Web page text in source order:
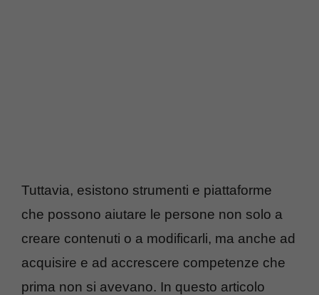
Tuttavia, esistono strumenti e piattaforme
che possono aiutare le persone non solo a
creare contenuti o a modificarli, ma anche ad
acquisire e ad accrescere competenze che
prima non si avevano. In questo articolo